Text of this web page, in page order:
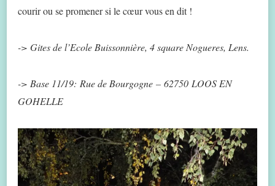
courir ou se promener si le cœur vous en dit !
-> Gites de l’Ecole Buissonnière, 4 square Nogueres, Lens.
-> Base 11/19: Rue de Bourgogne – 62750 LOOS EN
GOHELLE